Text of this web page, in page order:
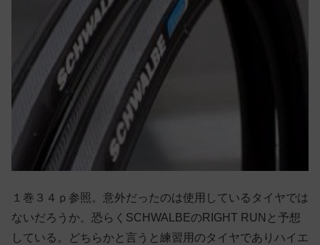
１巻３４ｐ参照。意外だったのは使用しているタイヤでは
ないだろうか。恐らくSCHWALBEのRIGHT RUNと予想
している。どちらかと言うと練習用のタイヤでありハイエ